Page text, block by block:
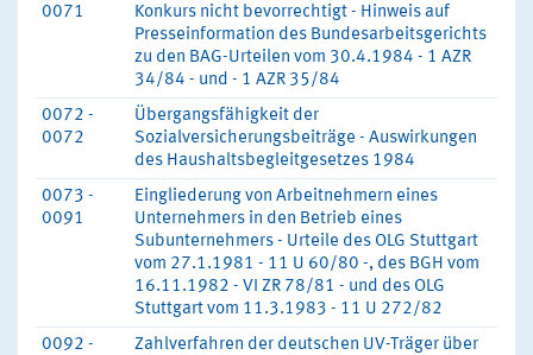
0071
Konkurs nicht bevorrechtigt - Hinweis auf
Presseinformation des Bundesarbeitsgerichts
zu den BAG-Urteilen vom 30.4.1984 - 1 AZR
34/84 - und - 1 AZR 35/84
0072 -
0072
Übergangsfähigkeit der
Sozialversicherungsbeiträge - Auswirkungen
des Haushaltsbegleitgesetzes 1984
0073 -
0091
Eingliederung von Arbeitnehmern eines
Unternehmers in den Betrieb eines
Subunternehmers - Urteile des OLG Stuttgart
vom 27.1.1981 - 11 U 60/80 -, des BGH vom
16.11.1982 - VI ZR 78/81 - und des OLG
Stuttgart vom 11.3.1983 - 11 U 272/82
0092 -
Zahlverfahren der deutschen UV-Träger über